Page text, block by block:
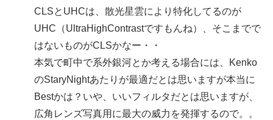
CLSとUHCは、散光星雲により特化してるのが
UHC（UltraHighContrastですもんね）、そこまでで
はないものがCLSかなー・・
本気で町中で系外銀河とか考える場合には、Kenko
のStaryNightあたりが最適だとは思いますが本当に
Bestかは？いや、いいフィルタだとは思いますが、
広角レンズ写真用に最大の威力を発揮するので。。